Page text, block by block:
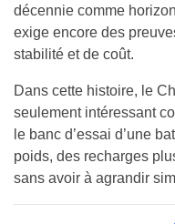
décennie comme
exige encore des
stabilité et de coût.
Dans cette histoire, le
seulement intéressant
le banc d’essai d’une
poids, des recharges
sans avoir à agrandir